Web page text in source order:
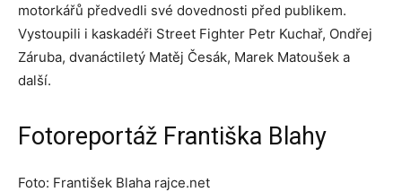
motorkářů předvedli své dovednosti před publikem.
Vystoupili i kaskadéři Street Fighter Petr Kuchař, Ondřej
Záruba, dvanáctiletý Matěj Česák, Marek Matoušek a
další.
Fotoreportáž Františka Blahy
Foto: František Blaha rajce.net